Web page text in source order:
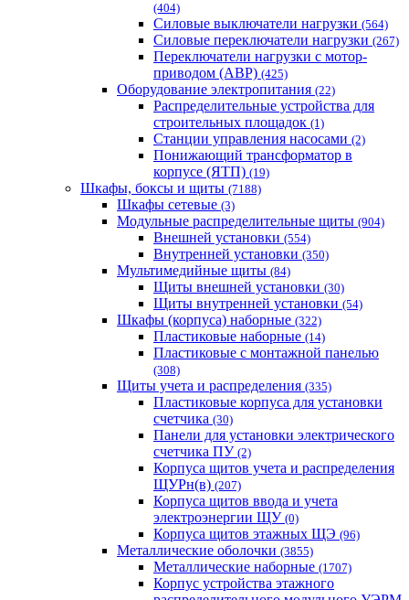
(404)
Силовые выключатели нагрузки (564)
Cиловые переключатели нагрузки (267)
Переключатели нагрузки с мотор-
приводом (АВР) (425)
Оборудование электропитания (22)
Распределительные устройства для
строительных площадок (1)
Станции управления насосами (2)
Понижающий трансформатор в
корпусе (ЯТП) (19)
Шкафы, боксы и щиты (7188)
Шкафы сетевые (3)
Модульные распределительные щиты (904)
Внешней установки (554)
Внутренней установки (350)
Мультимедийные щиты (84)
Щиты внешней установки (30)
Щиты внутренней установки (54)
Шкафы (корпуса) наборные (322)
Пластиковые наборные (14)
Пластиковые с монтажной панелью
(308)
Щиты учета и распределения (335)
Пластиковые корпуса для установки
счетчика (30)
Панели для установки электрического
счетчика ПУ (2)
Корпуса щитов учета и распределения
ЩУРн(в) (207)
Корпуса щитов ввода и учета
электроэнергии ЩУ (0)
Корпуса щитов этажных ЩЭ (96)
Металлические оболочки (3855)
Металлические наборные (1707)
Корпус устройства этажного